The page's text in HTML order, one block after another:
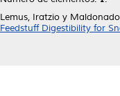
Lemus, Iratzio y
Feedstuff Digestibility for